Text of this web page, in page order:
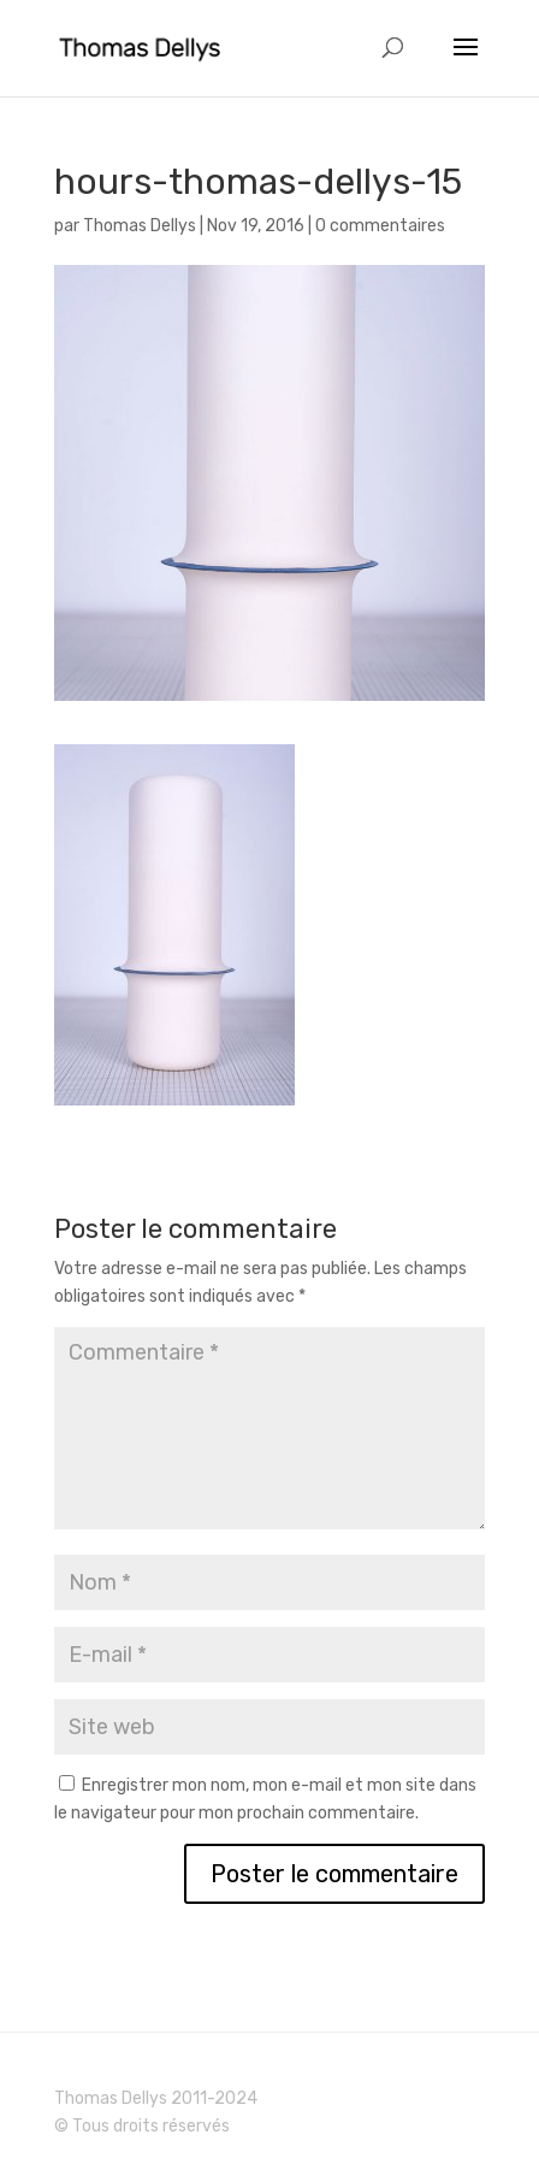
hours-thomas-dellys-15
par Thomas Dellys Nov 19, 2016 0 commentaires
Poster le commentaire
Votre adresse e-mail ne sera pas publiée. Les champs
obligatoires sont indiqués avec *
Enregistrer mon nom, mon e-mail et mon site dans
le navigateur pour mon prochain commentaire.
Thomas Dellys 2011-2024
© Tous droits réservés